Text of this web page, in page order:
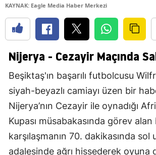
KAYNAK: Eagle Media Haber Merkezi
Nijerya - Cezayir Maçında
Beşiktaş'ın başarılı futbolcusu
siyah-beyazlı camiayı üzen bir
Nijerya’nın Cezayir ile oynadığı
Kupası müsabakasında görev alan
karşılaşmanın 70. dakikasında sol
adalesinde ağrı hissederek oyuna